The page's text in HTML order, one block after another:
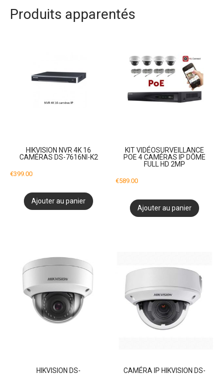
Produits apparentés
HIKVISION NVR 4K 16
CAMÉRAS DS-7616NI-K2
€399.00
Ajouter au panier
KIT VIDÉOSURVEILLANCE
POE 4 CAMÉRAS IP DÔME
FULL HD 2MP
€589.00
Ajouter au panier
HIKVISION DS-
CAMÉRA IP HIKVISION DS-